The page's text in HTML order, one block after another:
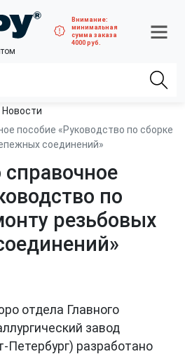
Внимание:
минимальная
сумма заказа
4000 руб.
Новости
пособие «Руководство по сборке
соединений»
справочное
по
резьбовых
отдела Главного
завод
Петербург) разработано